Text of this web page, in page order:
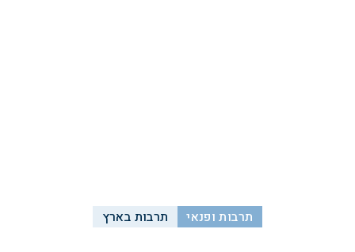
תרבות ופנאי תרבות בארץ